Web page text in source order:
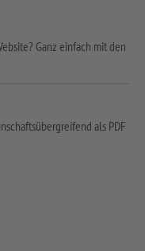
Ganz einfach mit den
als PDF